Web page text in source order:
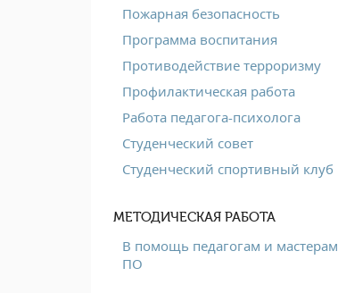
Пожарная безопасность
Программа воспитания
Противодействие терроризму
Профилактическая работа
Работа педагога-психолога
Студенческий совет
Студенческий спортивный клуб
МЕТОДИЧЕСКАЯ РАБОТА
В помощь педагогам и мастерам
ПО